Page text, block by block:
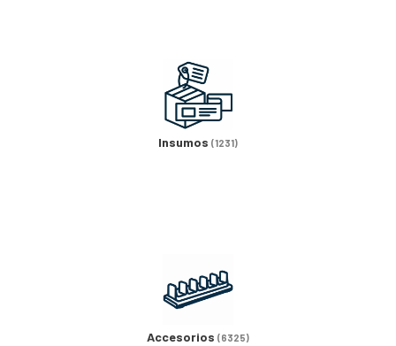
Insumos (1231)
Accesorios (6325)